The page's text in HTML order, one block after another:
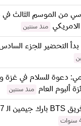
من الموسم الثالث
منذ سنتين
التحضير للجزء السادس
دعوة للسلام في غزة
ألبوم العام
منذ سنتين